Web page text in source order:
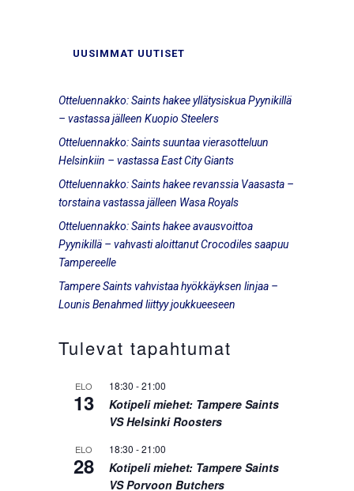
UUSIMMAT UUTISET
Otteluennakko: Saints hakee yllätysiskua Pyynikillä
– vastassa jälleen Kuopio Steelers
Otteluennakko: Saints suuntaa vierasotteluun
Helsinkiin – vastassa East City Giants
Otteluennakko: Saints hakee revanssia Vaasasta –
torstaina vastassa jälleen Wasa Royals
Otteluennakko: Saints hakee avausvoittoa
Pyynikillä – vahvasti aloittanut Crocodiles saapuu
Tampereelle
Tampere Saints vahvistaa hyökkäyksen linjaa –
Lounis Benahmed liittyy joukkueeseen
Tulevat tapahtumat
ELO
13
18:30 -21:00
Kotipeli miehet: Tampere Saints
VS Helsinki Roosters
ELO
28
18:30 -21:00
Kotipeli miehet: Tampere Saints
VS Porvoon Butchers